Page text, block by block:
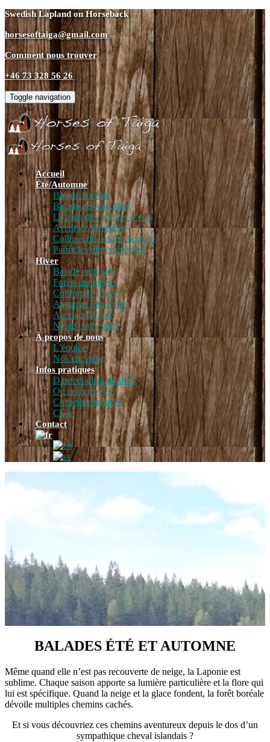
Swedish Lapland on Horseback
horsesoftaiga@gmail.com
Comment nous trouver
+46 73 328 56 26
Toggle navigation
Accueil
Été/Automne
Balade boréale
Balade des cavaliers
Le long des prairies d’eau
Aventure forestière
Collines de la forêt boréale
Parmi les pins sylvestres
Hiver
Balade enneigée
Forêts enneigées
Confort de l’hiver
Aventure hivernale
Au clair de lune
Neige et chevaux
À propos de nous
L’équipe
Nos chevaux
Infos pratiques
Dates et disponibilités
Où nous trouver
Conseils pratiques
CGV
Contact
BALADES ÉTÉ ET AUTOMNE
Même quand elle n’est pas recouverte de neige, la Laponie est
sublime. Chaque saison apporte sa lumière particulière et la flore qui
lui est spécifique. Quand la neige et la glace fondent, la forêt boréale
dévoile multiples chemins cachés.
Et si vous découvriez ces chemins aventureux depuis le dos d’un
sympathique cheval islandais ?